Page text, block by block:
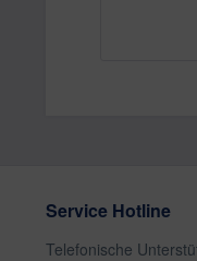
Service Hotline
Telefonische